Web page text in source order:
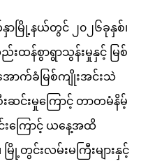
ာမြို့နယ်တွင် ၂၀၂၆ခုနှစ်၊
ထန်စွာရွာသွန်းမှုနှင့် မြစ်
ောက်ခံမြစ်ကျိုးအင်းသဲ
ဆင်းမှုကြောင့် တာတမံနိမ့်
င်းကြောင့် ယနေ့အထိ
ြို့တွင်းလမ်းမကြီးများနှင့်